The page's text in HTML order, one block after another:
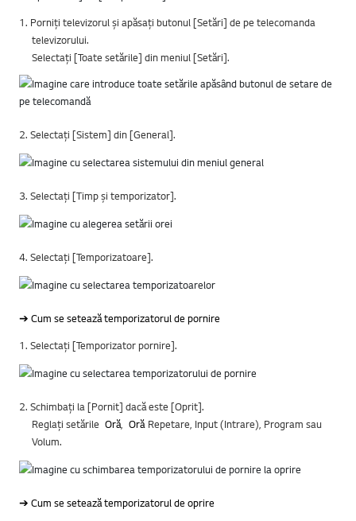
1. Porniți televizorul și apăsați butonul [Setări] de pe telecomanda
televizorului.
Selectați [Toate setările] din meniul [Setări].
2. Selectați [Sistem] din [General].
3. Selectați [Timp și temporizator].
4. Selectați [Temporizatoare].
➔ Cum se setează temporizatorul de pornire
1. Selectați [Temporizator pornire].
2. Schimbați la [Pornit] dacă este [Oprit].
Reglați setările Oră, OrăRepetare, Input (Intrare), Program sau
Volum.
➔ Cum se setează temporizatorul de oprire